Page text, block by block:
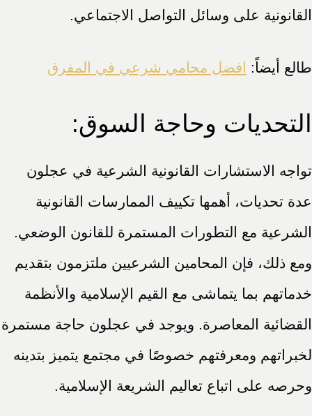
القانونية على وسائل التواصل الاجتماعي.
طالع أيضاً: افضل محامي شرعي في المفرق
التحديات وحاجة السوق:
تواجه الاستشارات القانونية الشرعية في عجلون
عدة تحديات، أهمها تكييف الممارسات القانونية
الشرعية مع التطورات المستمرة للقانون الوضعي.
ومع ذلك، فإن المحامين الشرعيين ملتزمون بتقديم
خدماتهم بما يتماشى مع القيم الإسلامية والأنظمة
القضائية المعاصرة. ويوجد في عجلون حاجة مستمرة
لخبراتهم ومعرفتهم خصوصًا في مجتمع يتميز بتدينه
وحرصه على اتباع تعاليم الشريعة الإسلامية.